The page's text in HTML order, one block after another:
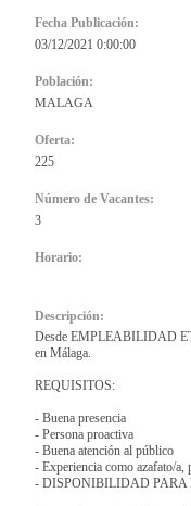
Fecha Publicación:
03/12/2021 0:00:00
Población:
MALAGA
Oferta:
225
Número de Vacantes:
3
Horario:
Descripción:
Desde EMPLEABILIDAD
en Málaga.
REQUISITOS:
- Buena presencia
- Persona proactiva
- Buena atención al público
- Experiencia como azafato/
- DISPONIBILIDAD PARA